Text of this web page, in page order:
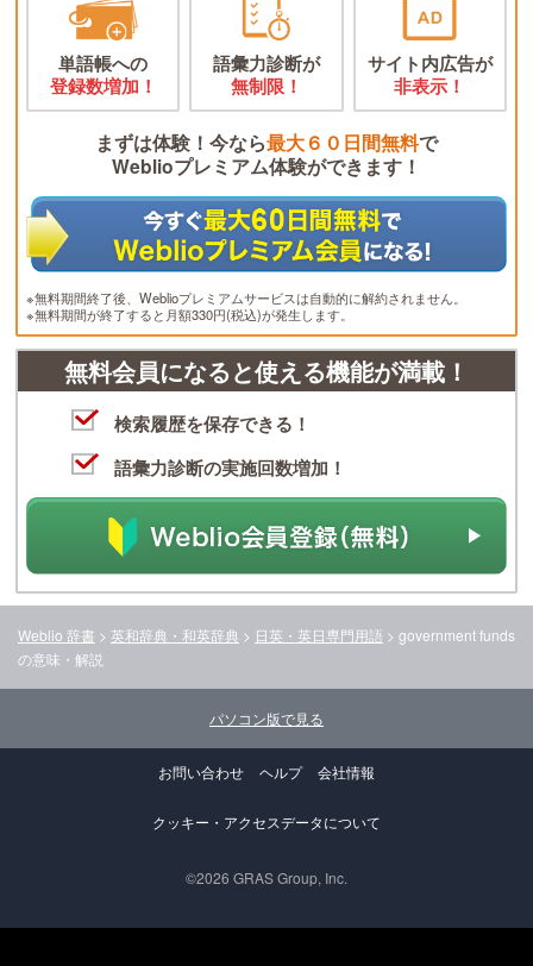
単語帳への
登録数増加！
語彙力診断が
無制限！
サイト内広告が
非表示！
まずは体験！今なら最大６０日間無料で
Weblioプレミアム体験ができます！
※無料期間終了後、Weblioプレミアムサービスは自動的に解約されません。
※無料期間が終了すると月額330円(税込)が発生します。
無料会員になると使える機能が満載！
検索履歴を保存できる！
語彙力診断の実施回数増加！
Weblio 辞書 > 英和辞典・和英辞典 > 日英・英日専門用語 > government funds
の意味・解説
パソコン版で見る
お問い合わせ ヘルプ 会社情報
クッキー・アクセスデータについて
©2026 GRAS Group, Inc.